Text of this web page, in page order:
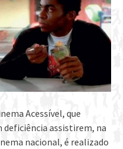
Acessível, que
deficiência assistirem, na
nacional, é realizado